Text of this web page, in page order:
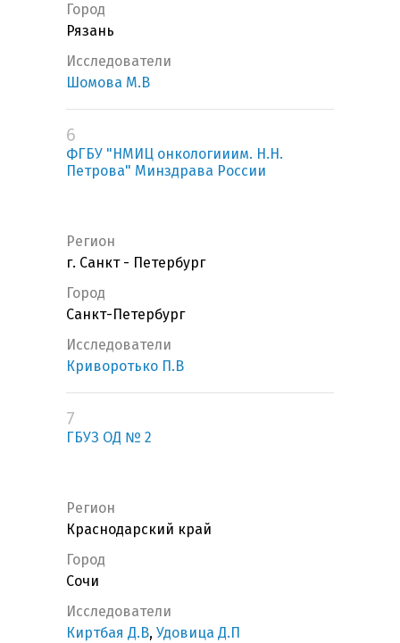
Город
Рязань
Исследователи
Шомова М.В
6
ФГБУ "НМИЦ онкологииим. Н.Н.
Петрова" Минздрава России
Регион
г. Санкт - Петербург
Город
Санкт-Петербург
Исследователи
Криворотько П.В
7
ГБУЗ ОД № 2
Регион
Краснодарский край
Город
Сочи
Исследователи
Киртбая Д.В, Удовица Д.П